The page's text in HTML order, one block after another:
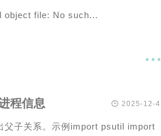
object file: No such...

程信息  2025-12-4
父子关系。示例import psutil import